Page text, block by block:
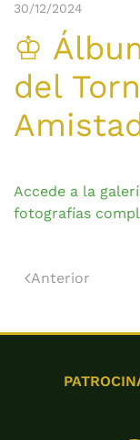
30/12/2024
♔
del
Accede a la
fotografías
Anterior